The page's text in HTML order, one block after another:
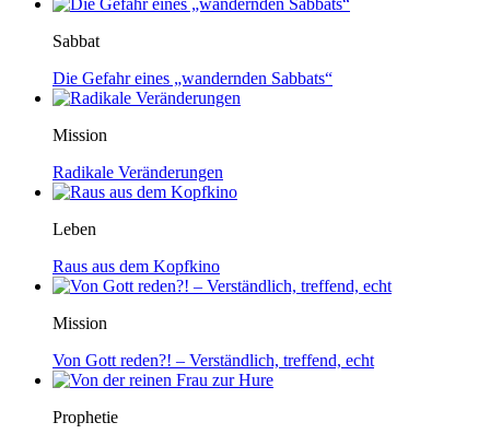
Sabbat
Die Gefahr eines „wandernden Sabbats“
Mission
Radikale Veränderungen
Leben
Raus aus dem Kopfkino
Mission
Von Gott reden?! – Verständlich, treffend, echt
Prophetie